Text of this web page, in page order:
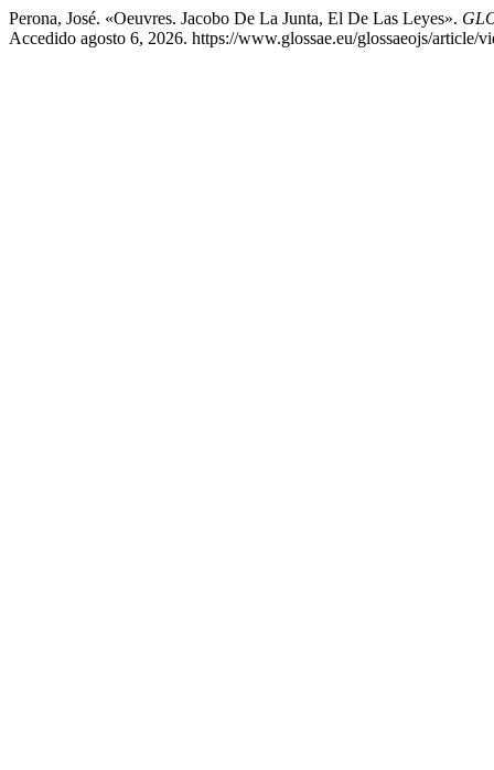
Perona, José. «Oeuvres. Jacobo De La Junta, El De Las Leyes».
Accedido agosto 6, 2026. https://www.glossae.eu/glossaeojs/article/